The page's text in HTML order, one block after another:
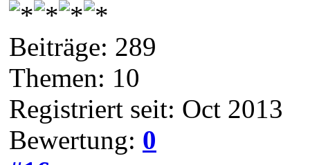
Beiträge: 289
Themen: 10
Registriert seit: Oct 2013
Bewertung: 0